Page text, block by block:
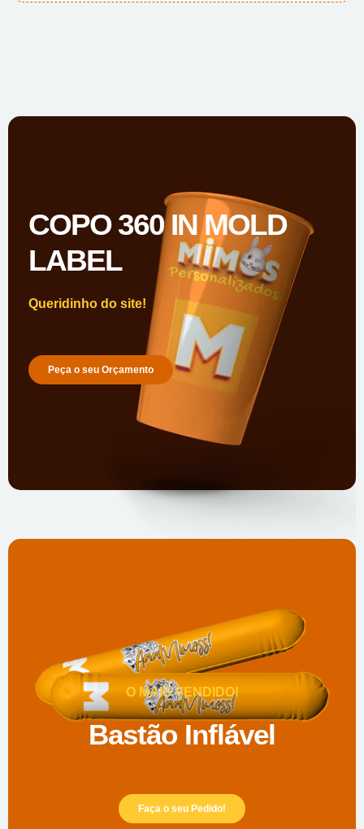
COPO 360 IN MOLD
LABEL
Queridinho do site!
Peça o seu Orçamento
O MAIS VENDIDO!
Bastão Inflável
Faça o seu Pedido!